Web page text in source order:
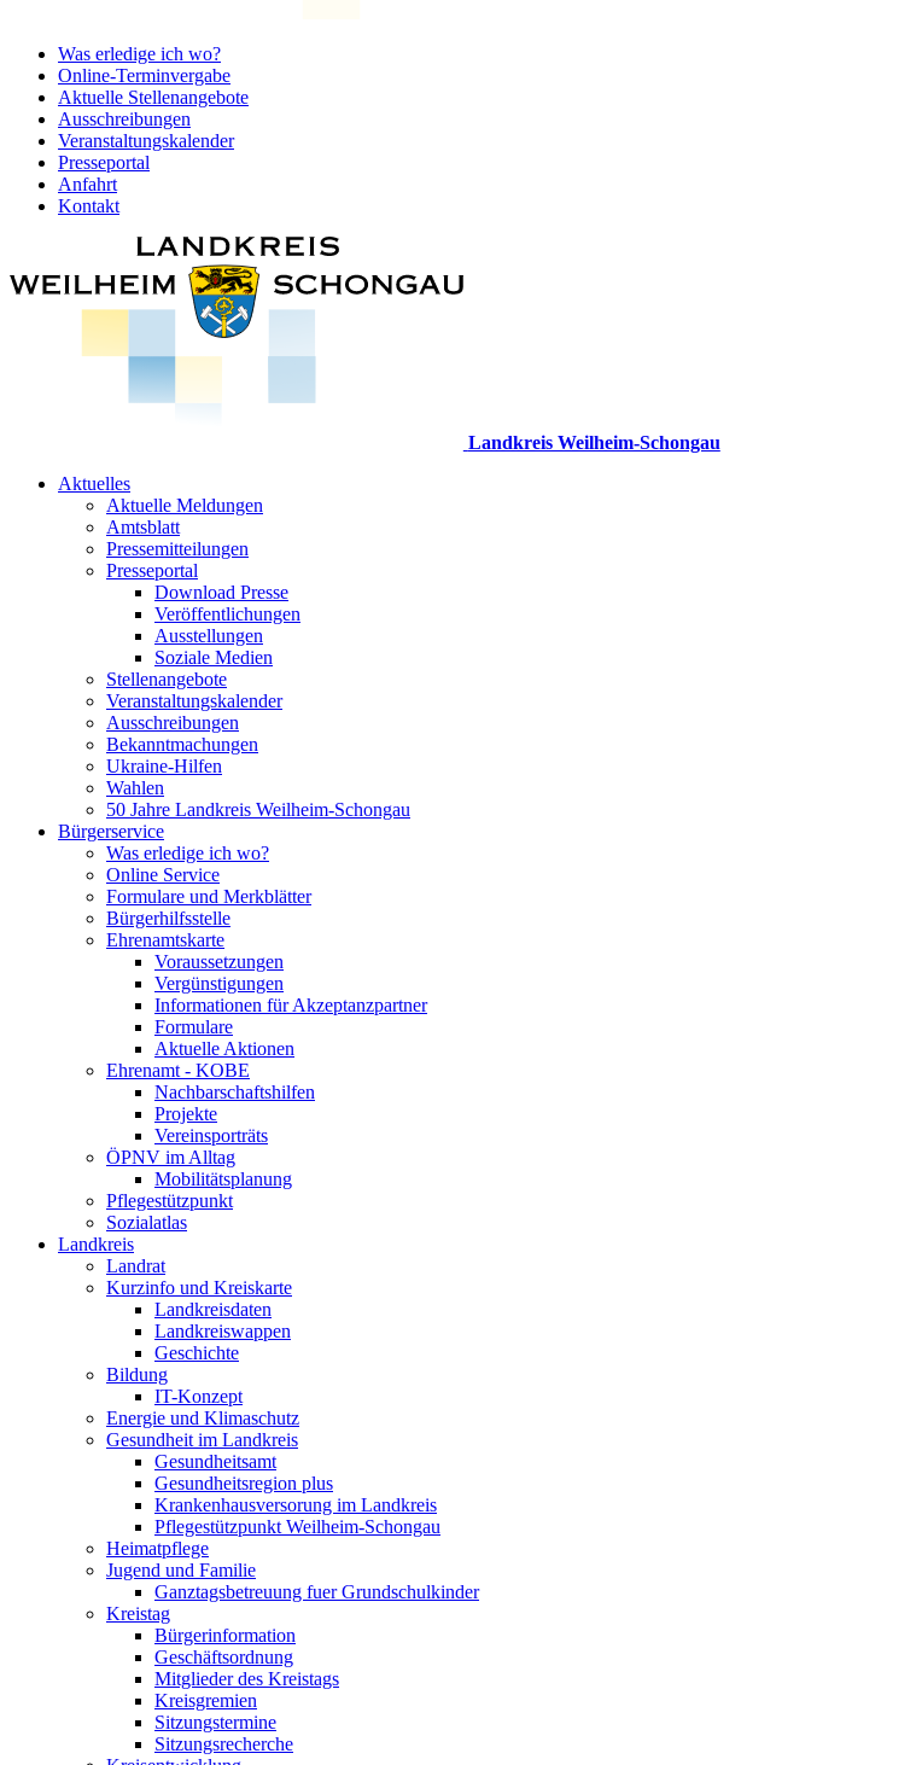
Was erledige ich wo?
Online-Terminvergabe
Aktuelle Stellenangebote
Ausschreibungen
Veranstaltungskalender
Presseportal
Anfahrt
Kontakt
Landkreis Weilheim-Schongau
Aktuelles
Aktuelle Meldungen
Amtsblatt
Pressemitteilungen
Presseportal
Download Presse
Veröffentlichungen
Ausstellungen
Soziale Medien
Stellenangebote
Veranstaltungskalender
Ausschreibungen
Bekanntmachungen
Ukraine-Hilfen
Wahlen
50 Jahre Landkreis Weilheim-Schongau
Bürgerservice
Was erledige ich wo?
Online Service
Formulare und Merkblätter
Bürgerhilfsstelle
Ehrenamtskarte
Voraussetzungen
Vergünstigungen
Informationen für Akzeptanzpartner
Formulare
Aktuelle Aktionen
Ehrenamt - KOBE
Nachbarschaftshilfen
Projekte
Vereinsporträts
ÖPNV im Alltag
Mobilitätsplanung
Pflegestützpunkt
Sozialatlas
Landkreis
Landrat
Kurzinfo und Kreiskarte
Landkreisdaten
Landkreiswappen
Geschichte
Bildung
IT-Konzept
Energie und Klimaschutz
Gesundheit im Landkreis
Gesundheitsamt
Gesundheitsregion plus
Krankenhausversorung im Landkreis
Pflegestützpunkt Weilheim-Schongau
Heimatpflege
Jugend und Familie
Ganztagsbetreuung fuer Grundschulkinder
Kreistag
Bürgerinformation
Geschäftsordnung
Mitglieder des Kreistags
Kreisgremien
Sitzungstermine
Sitzungsrecherche